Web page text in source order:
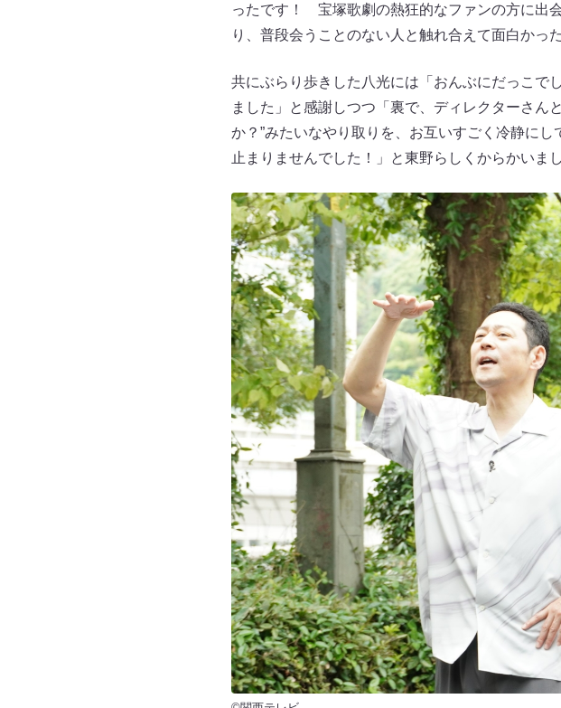
ったです！ 宝塚歌劇の熱狂的なファンの方に出
り、普段会うことのない人と触れ合えて面白かっ
共にぶらり歩きした八光には「おんぶにだっこ
ました」と感謝しつつ「裏で、ディレクターさん
か？”みたいなやり取りを、お互いすごく冷静に
止まりませんでした！」と東野らしくからかいまし